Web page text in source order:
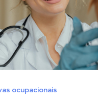
ocupacionais